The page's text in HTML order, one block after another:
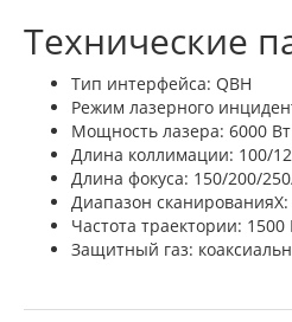
Технические
Тип интерфейса: QBH
Режим лазерного
Мощность лазера: 6000 Вт
Длина коллимации: 100/
Длина фокуса: 150/200/
Диапазон
Частота траектории: 1500
Защитный газ: